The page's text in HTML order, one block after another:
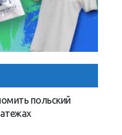
польский